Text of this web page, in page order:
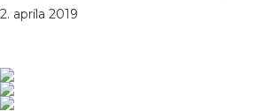
2. apríla 2019